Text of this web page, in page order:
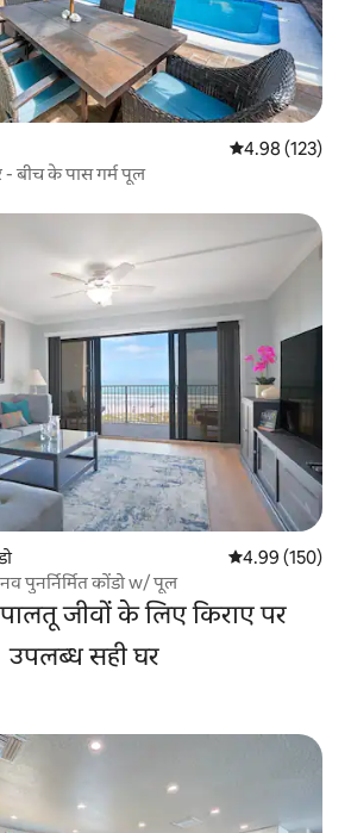
औसत रेटिंग 5 में से
4.98 (123)
- बीच के पास गर्म पूल
औसत रेटिंग 5 में से
4.99 (150)
पुनर्निर्मित कोंडो w/ पूल
जीवों के लिए किराए पर
उपलब्ध सही घर